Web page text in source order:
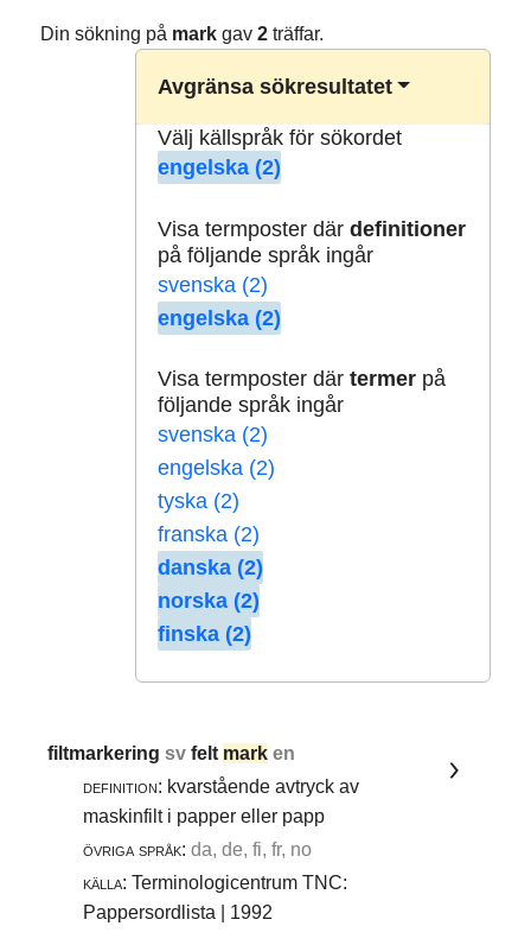
Din sökning på markgav 2träffar.
Avgränsa sökresultatet
Välj källspråk för sökordet
engelska (2)
Visa termposter där definitioner
på följande språk ingår
svenska (2)
engelska (2)
Visa termposter där termerpå
följande språk ingår
svenska (2)
engelska (2)
tyska (2)
franska (2)
danska (2)
norska (2)
finska (2)
filtmarkeringsvfelt mark en
definition: kvarstående avtryck av
maskinfilt i papper eller papp
övriga språk: da, de, fi, fr, no
källa: Terminologicentrum TNC:
Pappersordlista | 1992